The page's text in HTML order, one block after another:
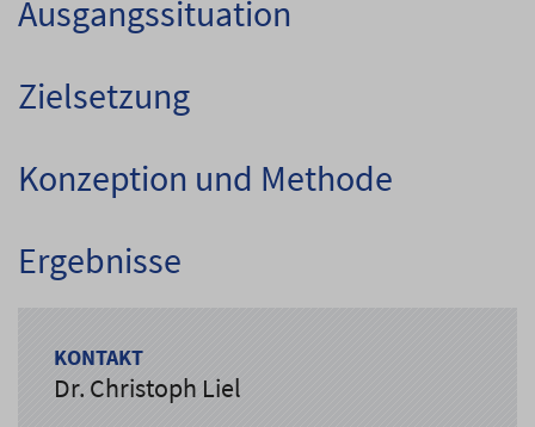
Ausgangssituation
Zielsetzung
Konzeption und Methode
Ergebnisse
KONTAKT
Dr. Christoph Liel